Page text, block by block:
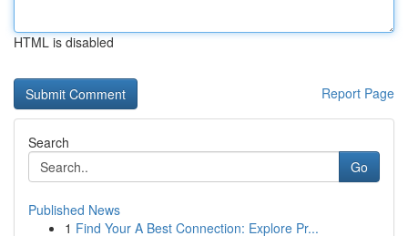
HTML is disabled
Report Page
Search
Go
Published News
1 Find Your A Best Connection: Explore Pr...